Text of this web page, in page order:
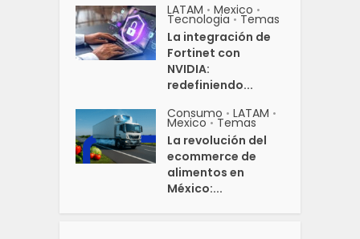
LATAM • Mexico •
Tecnologia • Temas
La integración de
Fortinet con
NVIDIA:
redefiniendo...
Consumo • LATAM •
Mexico • Temas
La revolución del
ecommerce de
alimentos en
México:...